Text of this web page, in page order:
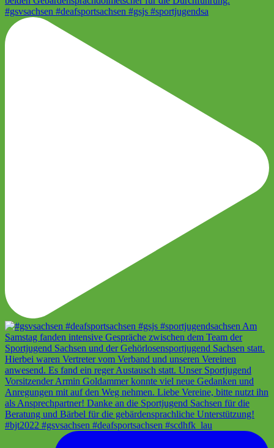
#gsvsachsen #deafsportsachsen #gsjs #sportjugendsa
#bjt2022 #gsvsachsen #deafsportsachsen #scdhfk_lau